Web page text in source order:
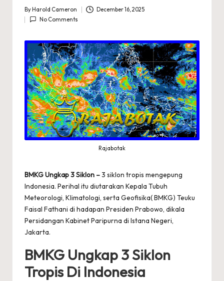
Posted
by
By Harold Cameron
December 16, 2025
No Comments
Rajabotak
BMKG Ungkap 3 Siklon –3 siklon tropis mengepung
Indonesia. Perihal itu diutarakan Kepala Tubuh
Meteorologi, Klimatologi, serta Geofisika( BMKG) Teuku
Faisal Fathani di hadapan Presiden Prabowo, dikala
Persidangan Kabinet Paripurna di Istana Negeri,
Jakarta.
BMKG Ungkap 3 Siklon
Tropis Di Indonesia